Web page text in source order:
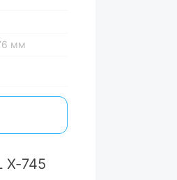
мм
X-745